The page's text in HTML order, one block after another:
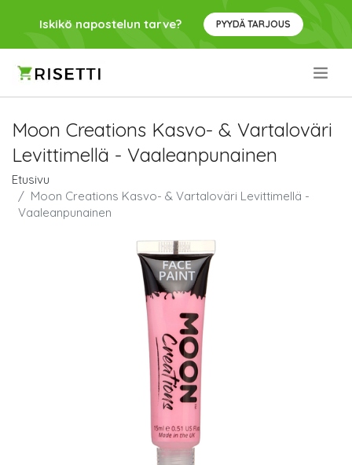
Iskikö napostelun tarve? PYYDÄ TARJOUS
Moon Creations Kasvo- & Vartaloväri
Levittimellä - Vaaleanpunainen
Etusivu
Moon Creations Kasvo- & Vartaloväri Levittimellä -
Vaaleanpunainen